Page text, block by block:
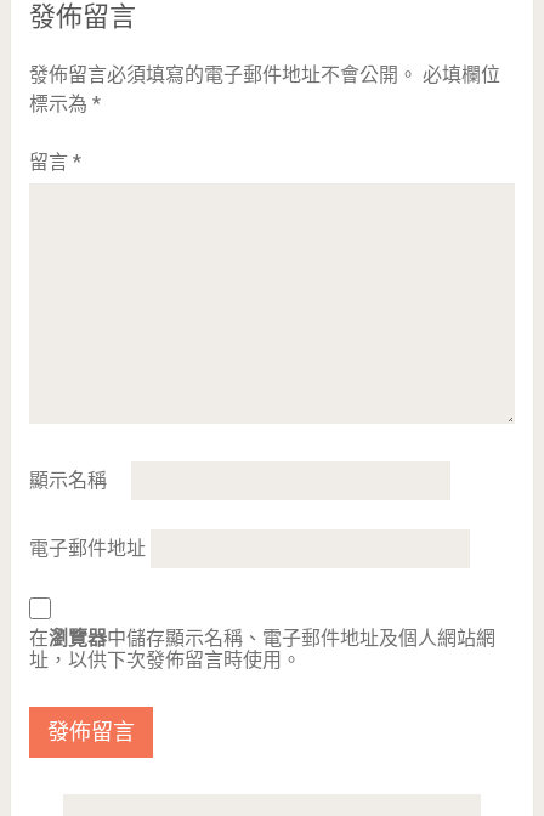
發佈留言
發佈留言必須填寫的電子郵件地址不會公開。 必填欄位
標示為 *
留言 *
顯示名稱
電子郵件地址
在瀏覽器中儲存顯示名稱、電子郵件地址及個人網站網
址，以供下次發佈留言時使用。